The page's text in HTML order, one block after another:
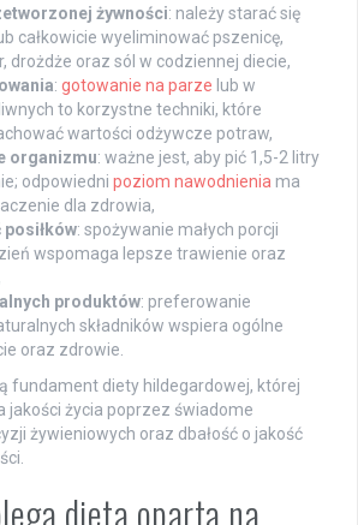
żywności: należy starać się
całkowicie wyeliminować pszenicę,
drożdże oraz sól w codziennej diecie,
: gotowanie na parze lub w
to korzystne techniki, które
wartości odżywcze potraw,
organizmu: ważne jest, aby pić 1,5-2 litry
odpowiedni poziom nawodnienia ma
dla zdrowia,
: spożywanie małych porcji
wspomaga lepsze trawienie oraz
produktów: preferowanie
składników wspiera ogólne
oraz zdrowie.
fundament diety hildegardowej, której
jakości życia poprzez świadome
żywieniowych oraz dbałość o jakość
dieta oparta na